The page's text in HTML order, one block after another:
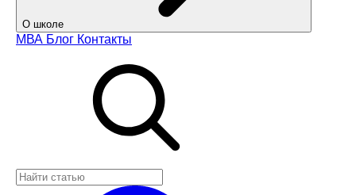
О школе
МВА Блог Контакты